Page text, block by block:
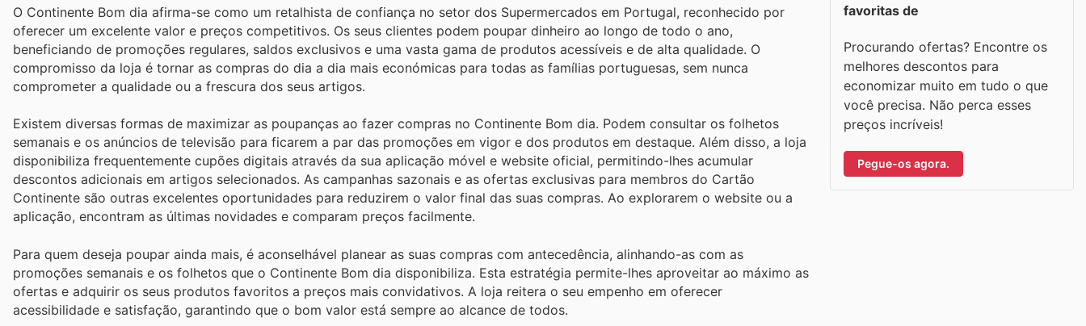
O Continente Bom dia afirma-se como um retalhista de confiança no setor dos Supermercados em Portugal, reconhecido por
oferecer um excelente valor e preços competitivos. Os seus clientes podem poupar dinheiro ao longo de todo o ano,
beneficiando de promoções regulares, saldos exclusivos e uma vasta gama de produtos acessíveis e de alta qualidade. O
compromisso da loja é tornar as compras do dia a dia mais económicas para todas as famílias portuguesas, sem nunca
comprometer a qualidade ou a frescura dos seus artigos.
Existem diversas formas de maximizar as poupanças ao fazer compras no Continente Bom dia. Podem consultar os folhetos
semanais e os anúncios de televisão para ficarem a par das promoções em vigor e dos produtos em destaque. Além disso, a loja
disponibiliza frequentemente cupões digitais através da sua aplicação móvel e website oficial, permitindo-lhes acumular
descontos adicionais em artigos selecionados. As campanhas sazonais e as ofertas exclusivas para membros do Cartão
Continente são outras excelentes oportunidades para reduzirem o valor final das suas compras. Ao explorarem o website ou a
aplicação, encontram as últimas novidades e comparam preços facilmente.
Para quem deseja poupar ainda mais, é aconselhável planear as suas compras com antecedência, alinhando-as com as
promoções semanais e os folhetos que o Continente Bom dia disponibiliza. Esta estratégia permite-lhes aproveitar ao máximo as
ofertas e adquirir os seus produtos favoritos a preços mais convidativos. A loja reitera o seu empenho em oferecer
acessibilidade e satisfação, garantindo que o bom valor está sempre ao alcance de todos.
favoritas de
Procurando ofertas? Encontre os
melhores descontos para
economizar muito em tudo o que
você precisa. Não perca esses
preços incríveis!
Pegue-os agora.